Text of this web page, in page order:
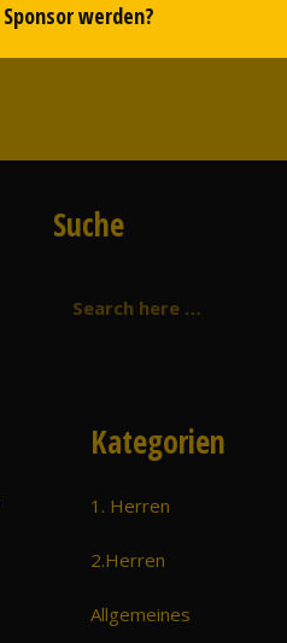
Sponsor werden?
Suche
Kategorien
1. Herren
2.Herren
Allgemeines